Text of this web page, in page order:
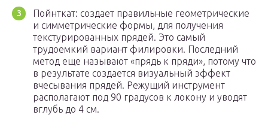
Пойнткат: создает правильные геометрические
и симметрические формы, для получения
текстурированных прядей. Это самый
трудоемкий вариант филировки. Последний
метод еще называют «прядь к пряди», потому что
в результате создается визуальный эффект
вчесывания прядей. Режущий инструмент
располагают под 90 градусов к локону и уводят
вглубь до 4 см.